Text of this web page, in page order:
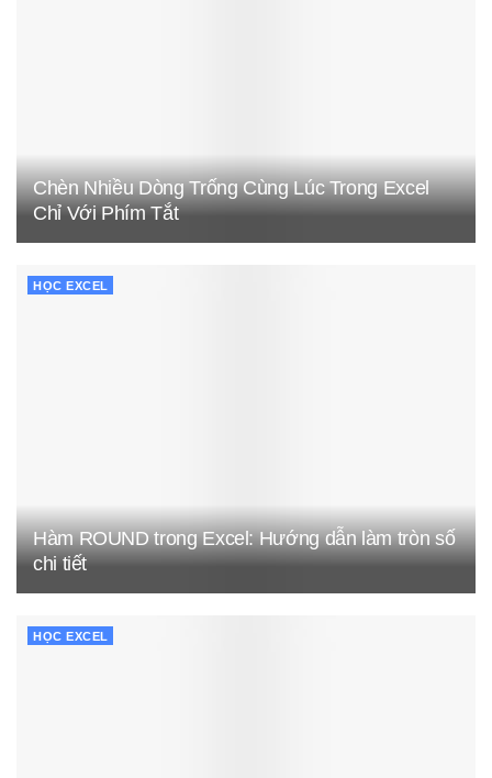
Chèn Nhiều Dòng Trống Cùng Lúc Trong Excel
Chỉ Với Phím Tắt
HỌC EXCEL
Hàm ROUND trong Excel: Hướng dẫn làm tròn số
chi tiết
HỌC EXCEL